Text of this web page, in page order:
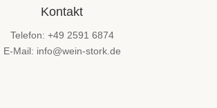
Kontakt
Telefon: +49 2591 6874
E-Mail: info@wein-stork.de